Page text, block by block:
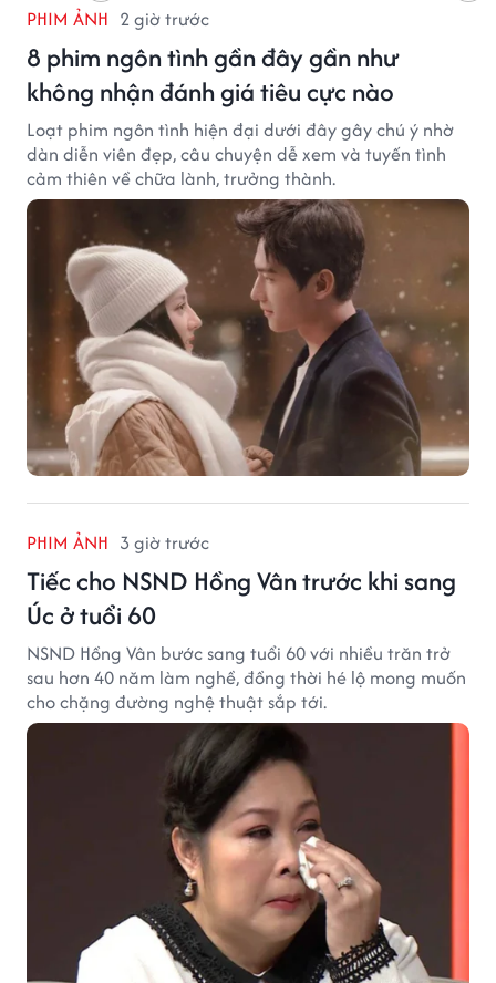
PHIM ẢNH 2 giờ trước
8 phim ngôn tình gần đây gần như
không nhận đánh giá tiêu cực nào
Loạt phim ngôn tình hiện đại dưới đây gây chú ý nhờ
dàn diễn viên đẹp, câu chuyện dễ xem và tuyến tình
cảm thiên về chữa lành, trưởng thành.
PHIM ẢNH 3 giờ trước
Tiếc cho NSND Hồng Vân trước khi sang
Úc ở tuổi 60
NSND Hồng Vân bước sang tuổi 60 với nhiều trăn trở
sau hơn 40 năm làm nghề, đồng thời hé lộ mong muốn
cho chặng đường nghệ thuật sắp tới.